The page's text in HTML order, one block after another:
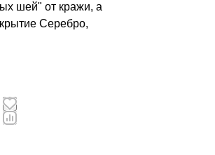
шей" от кражи, а
Серебро,